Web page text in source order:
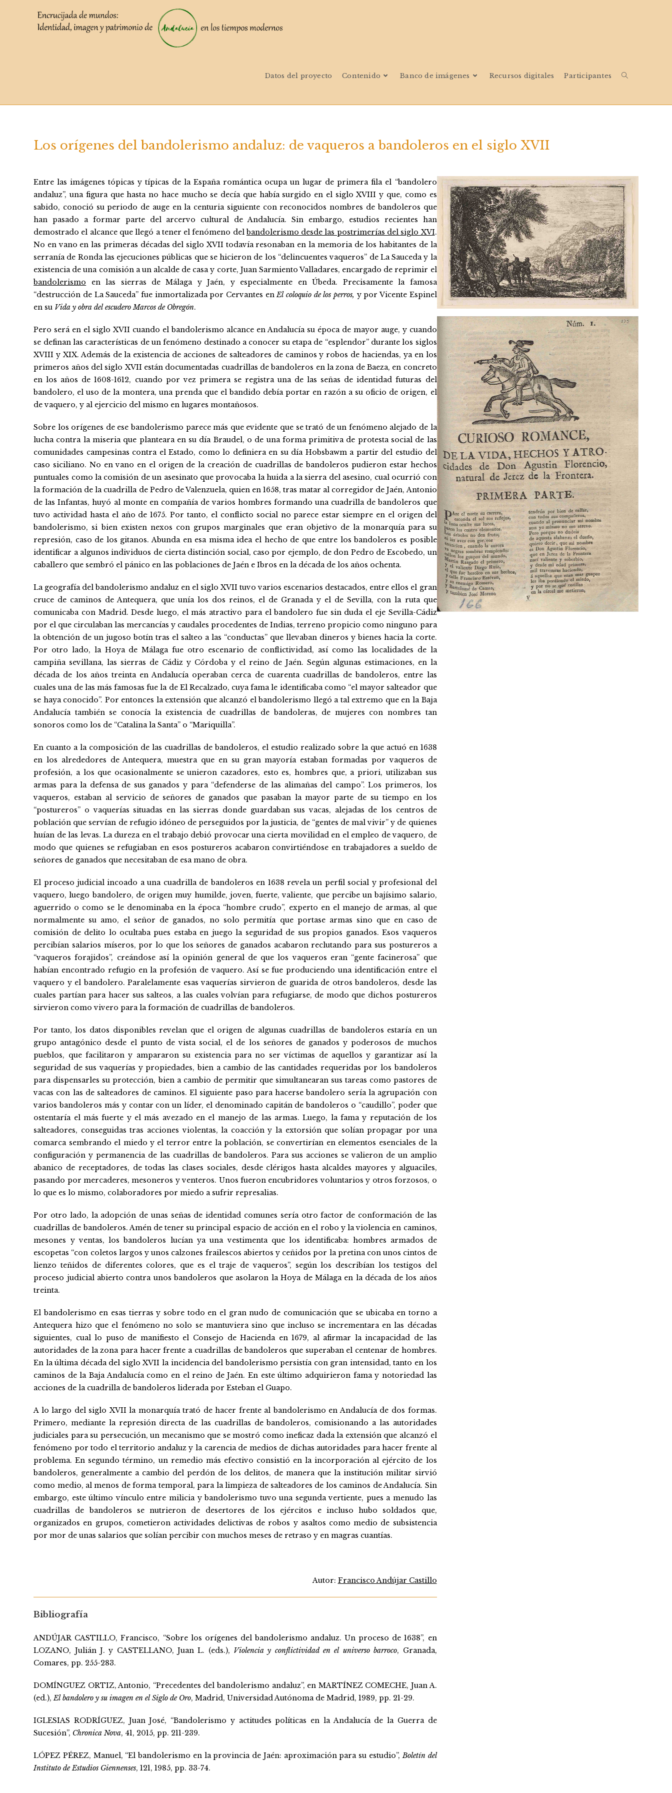
Datos del proyecto Contenido Banco de imágenes Recursos digitales Participantes
Los orígenes del bandolerismo andaluz: de vaqueros a bandoleros en el siglo XVII
Entre las imágenes tópicas y típicas de la España romántica ocupa un lugar de primera fila el “bandolero
andaluz”, una figura que hasta no hace mucho se decía que había surgido en el siglo XVIII y que, como es
sabido, conoció su periodo de auge en la centuria siguiente con reconocidos nombres de bandoleros que
han pasado a formar parte del arcervo cultural de Andalucía. Sin embargo, estudios recientes han
demostrado el alcance que llegó a tener el fenómeno delbandolerismo desde las postrimerías del siglo XVI.
No en vano en las primeras décadas del siglo XVII todavía resonaban en la memoria de los habitantes de la
serranía de Ronda las ejecuciones públicas que se hicieron de los “delincuentes vaqueros” de La Sauceda y la
existencia de una comisión a un alcalde de casa y corte, Juan Sarmiento Valladares, encargado de reprimir el
bandolerismo en las sierras de Málaga y Jaén, y especialmente en Úbeda. Precisamente la famosa
“destrucción de La Sauceda” fue inmortalizada por Cervantes enEl coloquio de los perros, y por Vicente Espinel
en su Vida y obra del escudero Marcos de Obregón.
Pero será en el siglo XVII cuando el bandolerismo alcance en Andalucía su época de mayor auge, y cuando
se definan las características de un fenómeno destinado a conocer su etapa de “esplendor” durante los siglos
XVIII y XIX. Además de la existencia de acciones de salteadores de caminos y robos de haciendas, ya en los
primeros años del siglo XVII están documentadas cuadrillas de bandoleros en la zona de Baeza, en concreto
en los años de 1608-1612, cuando por vez primera se registra una de las señas de identidad futuras del
bandolero, el uso de la montera, una prenda que el bandido debía portar en razón a su oficio de origen, el
de vaquero, y al ejercicio del mismo en lugares montañosos.
Sobre los orígenes de ese bandolerismo parece más que evidente que se trató de un fenómeno alejado de la
lucha contra la miseria que planteara en su día Braudel, o de una forma primitiva de protesta social de las
comunidades campesinas contra el Estado, como lo definiera en su día Hobsbawm a partir del estudio del
caso siciliano. No en vano en el origen de la creación de cuadrillas de bandoleros pudieron estar hechos
puntuales como la comisión de un asesinato que provocaba la huida a la sierra del asesino, cual ocurrió con
la formación de la cuadrilla de Pedro de Valenzuela, quien en 1658, tras matar al corregidor de Jaén, Antonio
de las Infantas, huyó al monte en compañía de varios hombres formando una cuadrilla de bandoleros que
tuvo actividad hasta el año de 1675. Por tanto, el conflicto social no parece estar siempre en el origen del
bandolerismo, si bien existen nexos con grupos marginales que eran objetivo de la monarquía para su
represión, caso de los gitanos. Abunda en esa misma idea el hecho de que entre los bandoleros es posible
identificar a algunos individuos de cierta distinción social, caso por ejemplo, de don Pedro de Escobedo, un
caballero que sembró el pánico en las poblaciones de Jaén e Ibros en la década de los años ochenta.
La geografía del bandolerismo andaluz en el siglo XVII tuvo varios escenarios destacados, entre ellos el gran
cruce de caminos de Antequera, que unía los dos reinos, el de Granada y el de Sevilla, con la ruta que
comunicaba con Madrid. Desde luego, el más atractivo para el bandolero fue sin duda el eje Sevilla-Cádiz
por el que circulaban las mercancías y caudales procedentes de Indias, terreno propicio como ninguno para
la obtención de un jugoso botín tras el salteo a las “conductas” que llevaban dineros y bienes hacia la corte.
Por otro lado, la Hoya de Málaga fue otro escenario de conflictividad, así como las localidades de la
campiña sevillana, las sierras de Cádiz y Córdoba y el reino de Jaén. Según algunas estimaciones, en la
década de los años treinta en Andalucía operaban cerca de cuarenta cuadrillas de bandoleros, entre las
cuales una de las más famosas fue la de El Recalzado, cuya fama le identificaba como “el mayor salteador que
se haya conocido”. Por entonces la extensión que alcanzó el bandolerismo llegó a tal extremo que en la Baja
Andalucía también se conocía la existencia de cuadrillas de bandoleras, de mujeres con nombres tan
sonoros como los de “Catalina la Santa” o “Mariquilla”.
En cuanto a la composición de las cuadrillas de bandoleros, el estudio realizado sobre la que actuó en 1638
en los alrededores de Antequera, muestra que en su gran mayoría estaban formadas por vaqueros de
profesión, a los que ocasionalmente se unieron cazadores, esto es, hombres que, a priori, utilizaban sus
armas para la defensa de sus ganados y para “defenderse de las alimañas del campo”. Los primeros, los
vaqueros, estaban al servicio de señores de ganados que pasaban la mayor parte de su tiempo en los
“postureros” o vaquerías situadas en las sierras donde guardaban sus vacas, alejadas de los centros de
población que servían de refugio idóneo de perseguidos por la justicia, de “gentes de mal vivir” y de quienes
huían de las levas. La dureza en el trabajo debió provocar una cierta movilidad en el empleo de vaquero, de
modo que quienes se refugiaban en esos postureros acabaron convirtiéndose en trabajadores a sueldo de
señores de ganados que necesitaban de esa mano de obra.
El proceso judicial incoado a una cuadrilla de bandoleros en 1638 revela un perfil social y profesional del
vaquero, luego bandolero, de origen muy humilde, joven, fuerte, valiente, que percibe un bajísimo salario,
aguerrido o como se le denominaba en la época “hombre crudo”, experto en el manejo de armas, al que
normalmente su amo, el señor de ganados, no solo permitía que portase armas sino que en caso de
comisión de delito lo ocultaba pues estaba en juego la seguridad de sus propios ganados. Esos vaqueros
percibían salarios míseros, por lo que los señores de ganados acabaron reclutando para sus postureros a
“vaqueros forajidos”, creándose así la opinión general de que los vaqueros eran “gente facinerosa” que
habían encontrado refugio en la profesión de vaquero. Así se fue produciendo una identificación entre el
vaquero y el bandolero. Paralelamente esas vaquerías sirvieron de guarida de otros bandoleros, desde las
cuales partían para hacer sus salteos, a las cuales volvían para refugiarse, de modo que dichos postureros
sirvieron como vivero para la formación de cuadrillas de bandoleros.
Por tanto, los datos disponibles revelan que el origen de algunas cuadrillas de bandoleros estaría en un
grupo antagónico desde el punto de vista social, el de los señores de ganados y poderosos de muchos
pueblos, que facilitaron y ampararon su existencia para no ser víctimas de aquellos y garantizar así la
seguridad de sus vaquerías y propiedades, bien a cambio de las cantidades requeridas por los bandoleros
para dispensarles su protección, bien a cambio de permitir que simultanearan sus tareas como pastores de
vacas con las de salteadores de caminos. El siguiente paso para hacerse bandolero sería la agrupación con
varios bandoleros más y contar con un líder, el denominado capitán de bandoleros o “caudillo”, poder que
ostentaría el más fuerte y el más avezado en el manejo de las armas. Luego, la fama y reputación de los
salteadores, conseguidas tras acciones violentas, la coacción y la extorsión que solían propagar por una
comarca sembrando el miedo y el terror entre la población, se convertirían en elementos esenciales de la
configuración y permanencia de las cuadrillas de bandoleros. Para sus acciones se valieron de un amplio
abanico de receptadores, de todas las clases sociales, desde clérigos hasta alcaldes mayores y alguaciles,
pasando por mercaderes, mesoneros y venteros. Unos fueron encubridores voluntarios y otros forzosos, o
lo que es lo mismo, colaboradores por miedo a sufrir represalias.
Por otro lado, la adopción de unas señas de identidad comunes sería otro factor de conformación de las
cuadrillas de bandoleros. Amén de tener su principal espacio de acción en el robo y la violencia en caminos,
mesones y ventas, los bandoleros lucían ya una vestimenta que los identificaba: hombres armados de
escopetas “con coletos largos y unos calzones frailescos abiertos y ceñidos por la pretina con unos cintos de
lienzo teñidos de diferentes colores, que es el traje de vaqueros”, según los describían los testigos del
proceso judicial abierto contra unos bandoleros que asolaron la Hoya de Málaga en la década de los años
treinta.
El bandolerismo en esas tierras y sobre todo en el gran nudo de comunicación que se ubicaba en torno a
Antequera hizo que el fenómeno no solo se mantuviera sino que incluso se incrementara en las décadas
siguientes, cual lo puso de manifiesto el Consejo de Hacienda en 1679, al afirmar la incapacidad de las
autoridades de la zona para hacer frente a cuadrillas de bandoleros que superaban el centenar de hombres.
En la última década del siglo XVII la incidencia del bandolerismo persistía con gran intensidad, tanto en los
caminos de la Baja Andalucía como en el reino de Jaén. En este último adquirieron fama y notoriedad las
acciones de la cuadrilla de bandoleros liderada por Esteban el Guapo.
A lo largo del siglo XVII la monarquía trató de hacer frente al bandolerismo en Andalucía de dos formas.
Primero, mediante la represión directa de las cuadrillas de bandoleros, comisionando a las autoridades
judiciales para su persecución, un mecanismo que se mostró como ineficaz dada la extensión que alcanzó el
fenómeno por todo el territorio andaluz y la carencia de medios de dichas autoridades para hacer frente al
problema. En segundo término, un remedio más efectivo consistió en la incorporación al ejército de los
bandoleros, generalmente a cambio del perdón de los delitos, de manera que la institución militar sirvió
como medio, al menos de forma temporal, para la limpieza de salteadores de los caminos de Andalucía. Sin
embargo, este último vínculo entre milicia y bandolerismo tuvo una segunda vertiente, pues a menudo las
cuadrillas de bandoleros se nutrieron de desertores de los ejércitos e incluso hubo soldados que,
organizados en grupos, cometieron actividades delictivas de robos y asaltos como medio de subsistencia
por mor de unas salarios que solían percibir con muchos meses de retraso y en magras cuantías.
Autor: Francisco Andújar Castillo
Bibliografía
ANDÚJAR CASTILLO, Francisco, “Sobre los orígenes del bandolerismo andaluz. Un proceso de 1638”, en
LOZANO, Julián J. y CASTELLANO, Juan L. (eds.), Violencia y conflictividad en el universo barroco, Granada,
Comares, pp. 255-283.
DOMÍNGUEZ ORTIZ, Antonio, “Precedentes del bandolerismo andaluz”, en MARTÍNEZ COMECHE, Juan A.
(ed.),El bandolero y su imagen en el Siglo de Oro, Madrid, Universidad Autónoma de Madrid, 1989, pp. 21-29.
IGLESIAS RODRÍGUEZ, Juan José, “Bandolerismo y actitudes políticas en la Andalucía de la Guerra de
Sucesión”, Chronica Nova, 41, 2015, pp. 211-239.
LÓPEZ PÉREZ, Manuel, “El bandolerismo en la provincia de Jaén: aproximación para su estudio”,Boletín del
Instituto de Estudios Giennenses, 121, 1985, pp. 33-74.